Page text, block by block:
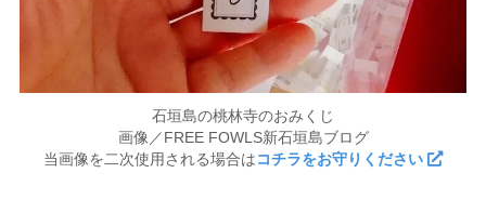
石垣島の桃林寺のおみくじ
画像／FREE FOWLS新石垣島ブログ
当画像を二次使用される場合はコチラをお守りください